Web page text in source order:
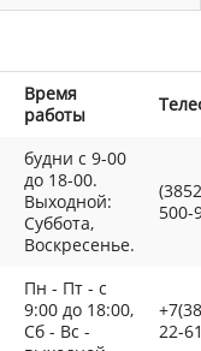
Время
работы
будни с 9-00
до 18-00.
Выходной:
Суббота,
Воскресенье.
500-
Пн - Пт - с
9:00 до 18:00,
Сб - Вс -
22-